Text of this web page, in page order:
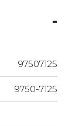
97507125
9750-7125